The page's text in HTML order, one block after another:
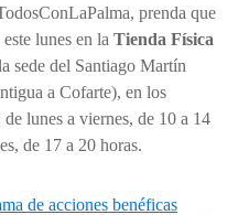
prenda que
lunes en la Tienda Física
sede del Santiago Martín
a Cofarte), en los
lunes a viernes, de 10 a 14
de 17 a 20 horas.
de acciones benéficas